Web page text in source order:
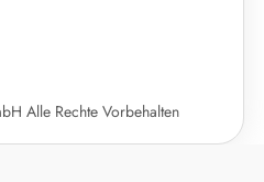
Alle Rechte Vorbehalten